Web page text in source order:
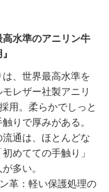
高水準のアニリン牛
は、世界最高水準を
レザー社製アニリ
用。柔らかでしっと
触りで厚みがある。
流通は、ほとんどな
めてての手触り」
多い。
革：軽い保護処理の